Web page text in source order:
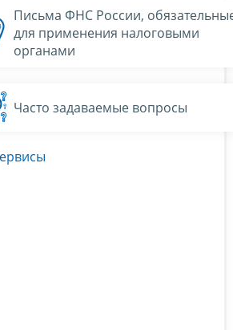
Письма ФНС России,
для применения налоговыми
органами
Часто задаваемые вопросы